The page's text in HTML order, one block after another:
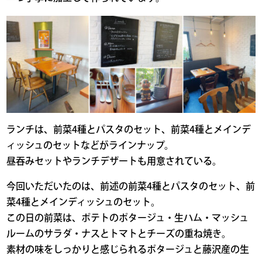
ランチは、前菜4種とパスタのセット、前菜4種とメインデ
ィッシュのセットなどがラインナップ。
昼吞みセットやランチデザートも用意されている。
今回いただいたのは、前述の前菜4種とパスタのセット、前
菜4種とメインディッシュのセット。
この日の前菜は、ポテトのポタージュ・生ハム・マッシュ
ルームのサラダ・ナスとトマトとチーズの重ね焼き。
素材の味をしっかりと感じられるポタージュと藤沢産の生